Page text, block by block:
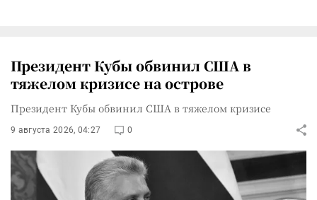
Президент Кубы обвинил США в
тяжелом кризисе на острове
Президент Кубы обвинил США в тяжелом кризисе
9 августа 2026, 04:27 0